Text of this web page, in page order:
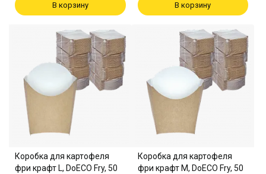
В корзину В корзину
Коробка для картофеля
фри крафт L, DoECO Fry, 50
Коробка для картофеля
фри крафт M, DoECO Fry, 50